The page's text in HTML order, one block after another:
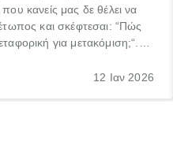
κανείς μας δε θέλει να
και σκέφτεσαι: “Πώς
για μετακόμιση;“.
ετοιμασίες,12 Ιαν 2026